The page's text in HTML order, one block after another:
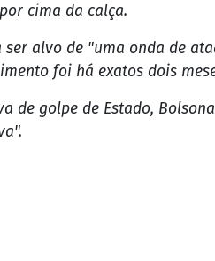
cima da calça.
alvo de "uma onda de
foi há exatos dois
de golpe de Estado,